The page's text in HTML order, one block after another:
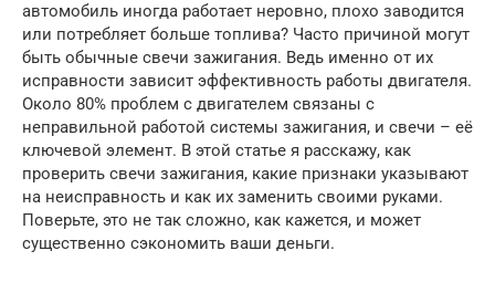
автомобиль иногда работает неровно, плохо заводится
или потребляет больше топлива? Часто причиной могут
быть обычные свечи зажигания. Ведь именно от их
исправности зависит эффективность работы двигателя.
Около 80% проблем с двигателем связаны с
неправильной работой системы зажигания, и свечи – её
ключевой элемент. В этой статье я расскажу, как
проверить свечи зажигания, какие признаки указывают
на неисправность и как их заменить своими руками.
Поверьте, это не так сложно, как кажется, и может
существенно сэкономить ваши деньги.